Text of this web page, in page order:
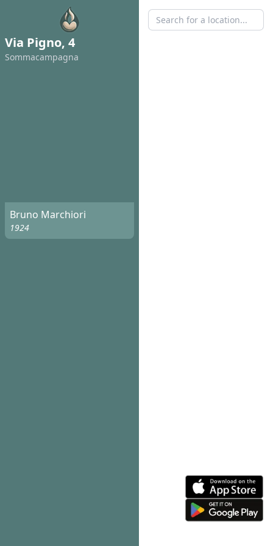
Via Pigno, 4
Sommacampagna
Bruno Marchiori
1924